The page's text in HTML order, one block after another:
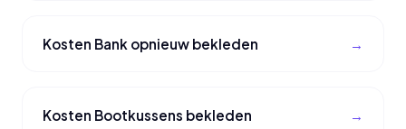
Kosten Bank opnieuw bekleden
Kosten Bootkussens bekleden